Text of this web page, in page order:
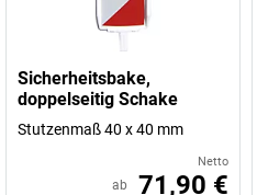
Sicherheitsbake,
doppelseitig Schake
Stutzenmaß 40 x 40 mm
Netto
ab 71,90 €